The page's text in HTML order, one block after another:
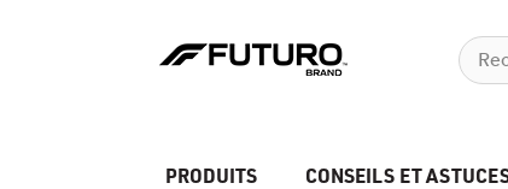
PRODUITS CONSEILS ET